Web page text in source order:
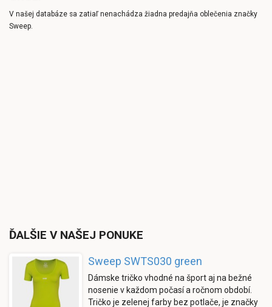
V našej databáze sa zatiaľ nenachádza žiadna predajňa oblečenia značky
Sweep.
ĎALŠIE V NAŠEJ PONUKE
Sweep SWTS030 green
Dámske tričko vhodné na šport aj na bežné
nosenie v každom počasí a ročnom období.
Tričko je zelenej farby bez potlače, je značky